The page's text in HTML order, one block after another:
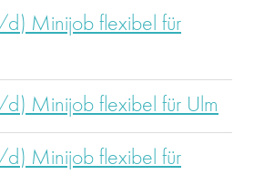
Minijob flexibel für
Minijob flexibel für Ulm
Minijob flexibel für